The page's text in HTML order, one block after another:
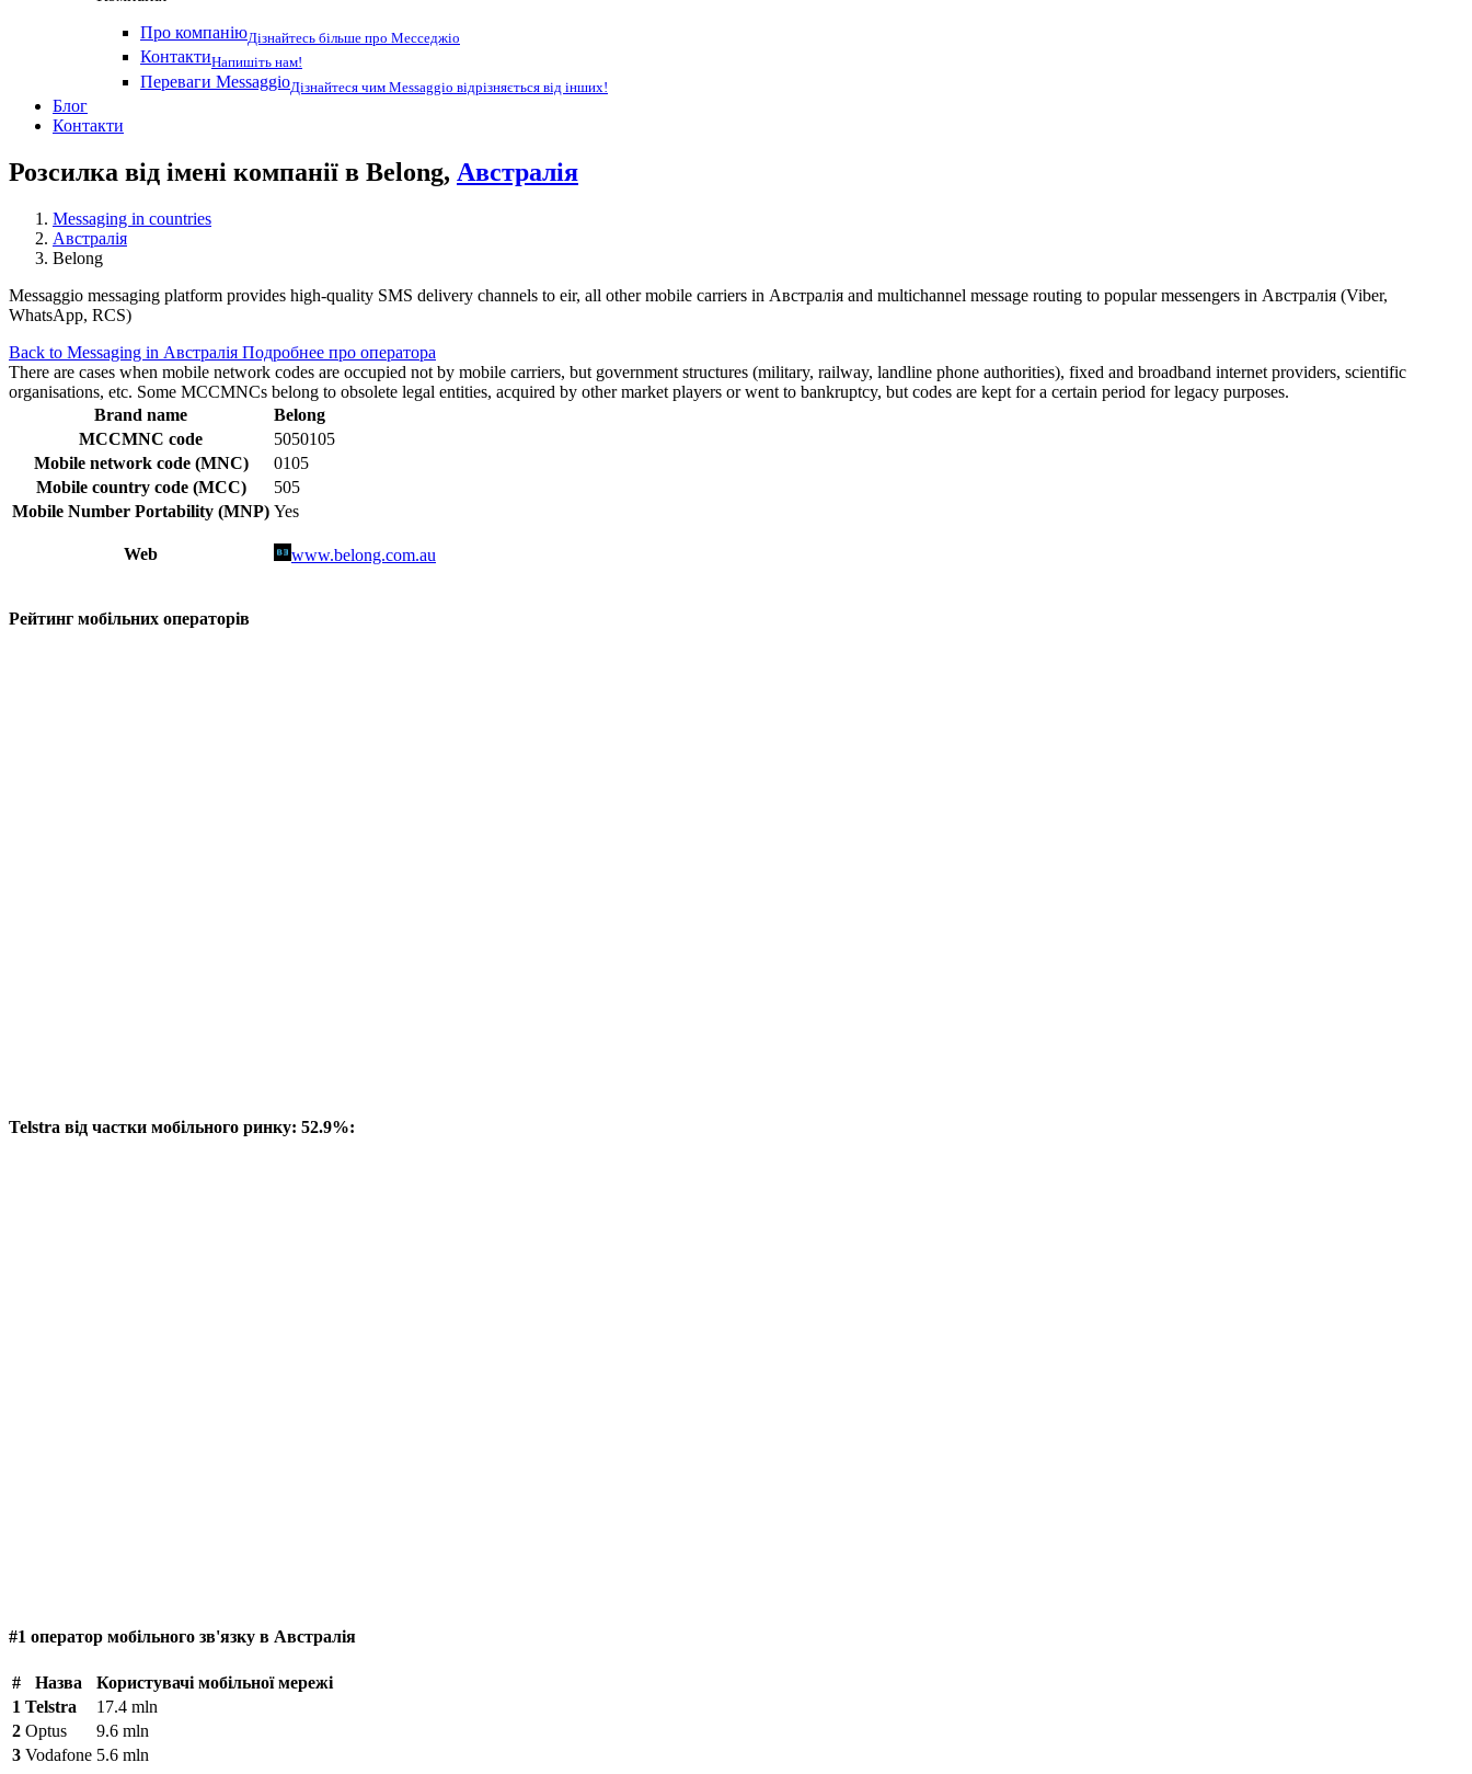
Про компаніюДізнайтесь більше про Месседжіо
КонтактиНапишіть нам!
Переваги MessaggioДізнайтеся чим Messaggio відрізняється від інших!
Блог
Контакти
Розсилка від імені компанії в Belong, Австралія
Messaging in countries
Австралія
Belong
Messaggio messaging platform provides high-quality SMS delivery channels to eir, all other mobile carriers in Австралія and multichannel message routing to popular messengers in Австралія (Viber,
WhatsApp, RCS)
Back to Messaging in Австралія Подробнее про оператора
There are cases when mobile network codes are occupied not by mobile carriers, but government structures (military, railway, landline phone authorities), fixed and broadband internet providers, scientific
organisations, etc. Some MCCMNCs belong to obsolete legal entities, acquired by other market players or went to bankruptcy, but codes are kept for a certain period for legacy purposes.
Brand name
Belong
MCCMNC code
5050105
Mobile network code (MNC)
0105
Mobile country code (MCC)
505
Mobile Number Portability (MNP) Yes
Web www.belong.com.au
Рейтинг мобільних операторів
Telstra від частки мобільного ринку: 52.9%:
#1 оператор мобільного зв'язку в Австралія
# Назва
Користувачі мобільної мережі
1 Telstra
17.4 mln
2 Optus
9.6 mln
3 Vodafone 5.6 mln